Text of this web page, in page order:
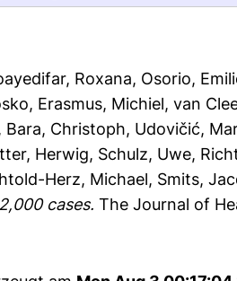
Roxana, Osorio,
, Erasmus, Michiel,van
, Bara, Christoph, Udovičić,
Herwig, Schulz, Uwe,
Herz, Michael, Smits,
cases. The Journal of